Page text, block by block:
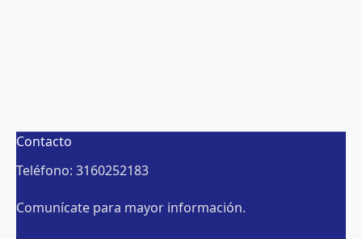
Contacto
Teléfono: 3160252183
Comunícate para mayor información.